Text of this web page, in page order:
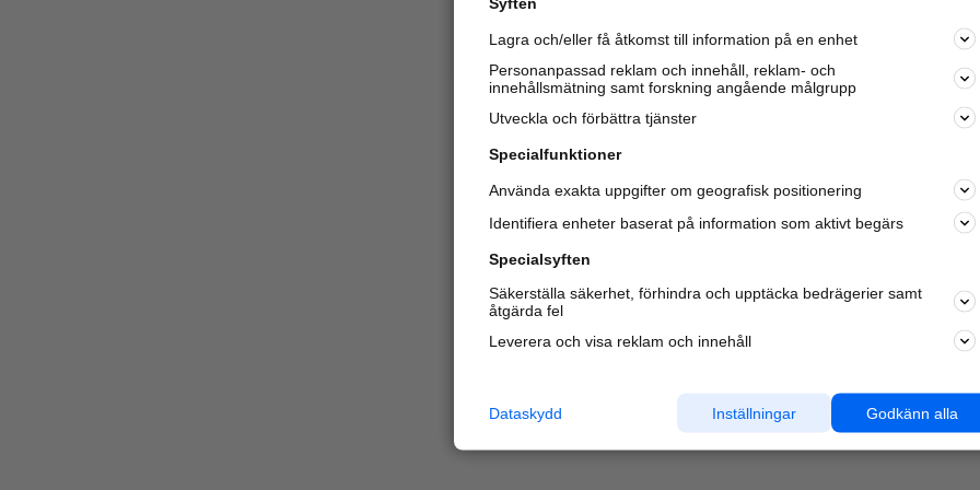
Varje vecka besöker du och 4 miljonerandra härliga
oss för att hitta rätt lokal information om företag,
Lagra och/eller få åtkomst till information på en enhet
Personanpassad reklam och innehåll, reklam- och
innehållsmätning samt forskning angående målgrupp
Utveckla och förbättra tjänster
Specialfunktioner
Använda exakta uppgifter om geografisk positionering
Identifiera enheter baserat på information som aktivt begärs
Specialsyften
Säkerställa säkerhet, förhindra och upptäcka bedrägerier samt
åtgärda fel
Leverera och visa reklam och innehåll
Godkänn alla
Inställningar
Dataskydd